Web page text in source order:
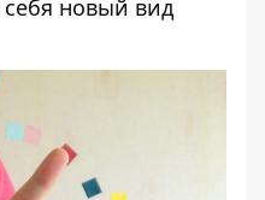
новый вид